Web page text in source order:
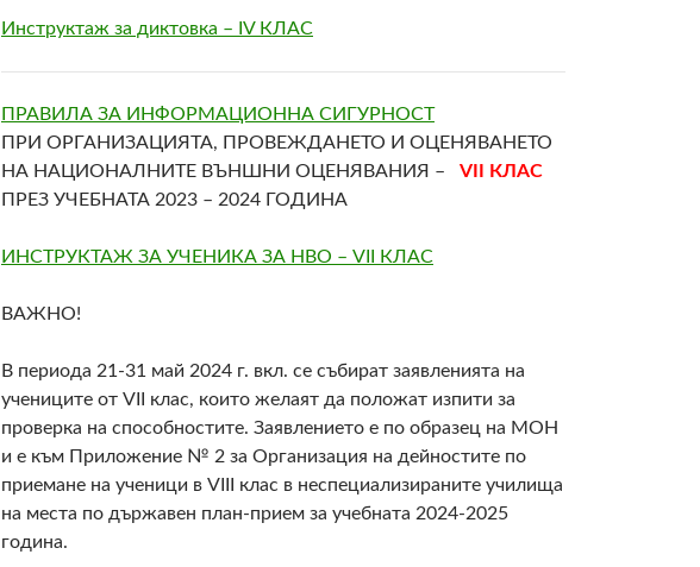
Инструктаж за диктовка – IV КЛАС
ПРАВИЛА ЗА ИНФОРМАЦИОННА СИГУРНОСТ
ПРИ ОРГАНИЗАЦИЯТА, ПРОВЕЖДАНЕТО И ОЦЕНЯВАНЕТО
НА НАЦИОНАЛНИТЕ ВЪНШНИ ОЦЕНЯВАНИЯ –
VII КЛАС
ПРЕЗ УЧЕБНАТА 2023 – 2024 ГОДИНА
ИНСТРУКТАЖ ЗА УЧЕНИКА ЗА НВО – VII КЛАС
ВАЖНО!
В периода 21-31 май 2024 г. вкл. се събират заявленията на
учениците от VII
клас, които желаят да положат изпити за
проверка на способностите. Заявлението е по образец на МОН
и е към Приложение № 2 за Организация на дейностите по
приемане на ученици в VIII
клас в неспециализираните училища
на места по държавен план-прием за учебната 2024-2025
година.